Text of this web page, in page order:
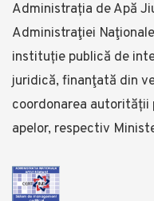
Administrația de Apă
Administraţiei
instituție publică de
juridică, finanţată din
coordonarea autorității
apelor, respectiv